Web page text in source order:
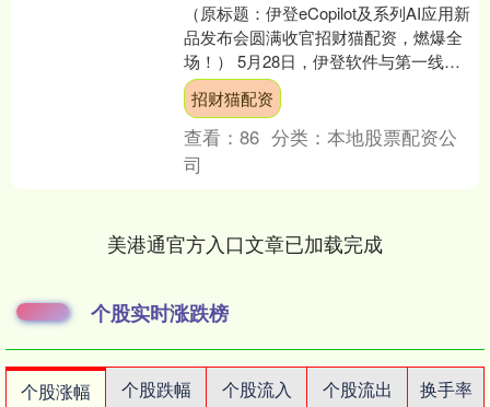
（原标题：伊登eCopilot及系列AI应用新
品发布会圆满收官招财猫配资，燃爆全
场！） 5月28日，伊登软件与第一线
DYXnet联合举办的"e键加速，智启伊
始"....
招财猫配资
查看：86 分类：本地股票配资公
司
美港通官方入口文章已加载完成
个股实时涨跌榜
个股涨幅 个股跌幅 个股流入 个股流出
换手率